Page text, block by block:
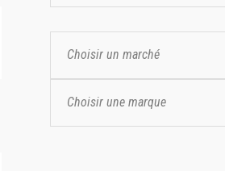
Choisir un marché
Choisir une marque